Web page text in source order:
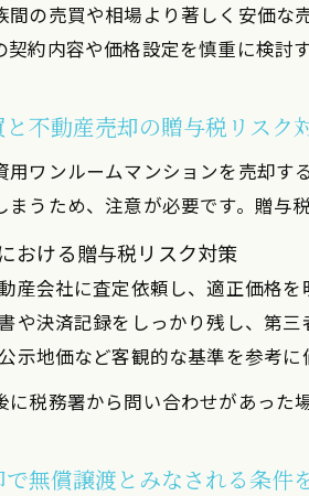
間の売買や相場より著しく安価な
契約内容や価格設定を慎重に検討
不動産売却の贈与税リスク
用ワンルームマンションを売却す
まうため、注意が必要です。贈与
おける贈与税リスク対策
産会社に査定依頼し、適正価格を
や決済記録をしっかり残し、第
示地価など客観的な基準を参考に
に税務署から問い合わせがあった
無償譲渡とみなされる条件